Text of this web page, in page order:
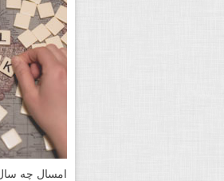
امسال چه سال